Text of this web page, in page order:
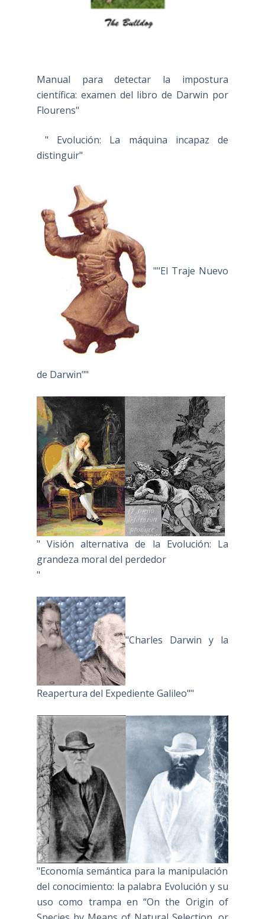
Manual para detectar la impostura
científica: examen del libro de Darwin por
Flourens"
" Evolución: La máquina incapaz de
distinguir"
""El Traje Nuevo
de Darwin""
" Visión alternativa de la Evolución: La
grandeza moral del perdedor
"
"Charles Darwin y la
Reapertura del Expediente Galileo""
"Economía semántica para la manipulación
del conocimiento: la palabra Evolución y su
uso como trampa en “On the Origin of